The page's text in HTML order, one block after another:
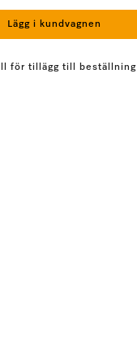
Lägg i kundvagnen
för tillägg till beställning